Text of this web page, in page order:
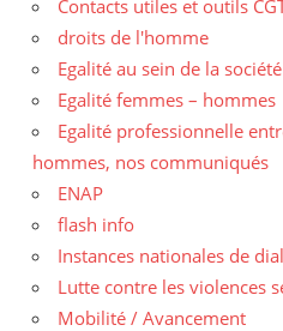
Contacts utiles et outils
droits de l'homme
Egalité au sein de la société
Egalité femmes – hommes
Egalité professionnelle
hommes, nos communiqués
ENAP
flash info
Instances nationales de
Lutte contre les violences
Mobilité / Avancement